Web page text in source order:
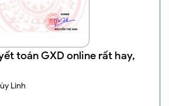
toán GXD online rất hay,
Linh